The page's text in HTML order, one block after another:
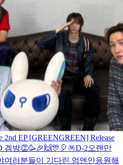
2nd EP [GREENGREEN] Release
겜방👏🥳🎉🙌🎊🎈🪅D-2오랜만
여러분들이 기다린 엄앤안응원해